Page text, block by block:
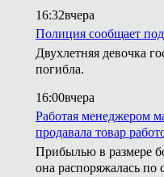
16:32вчера
Полиция сообщает
Двухлетняя девочка
погибла.
16:00вчера
Работая менеджером
продавала товар
Прибылью в размере
она распоряжалась по